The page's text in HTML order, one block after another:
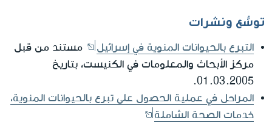
توسُّع ونشرات
التبرع بالحيوانات المنوية في إسرائيل
مستند من قبل
مركز الأبحاث والمعلومات في الكنيست، بتاريخ
01.03.2005.
المراحل في عملية الحصول على تبرع بالحيوانات المنوية،
خدمات الصحة الشاملة